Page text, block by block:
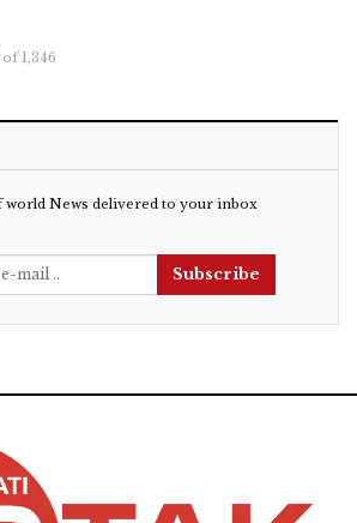
of 1,346
world News delivered to your inbox
Subscribe